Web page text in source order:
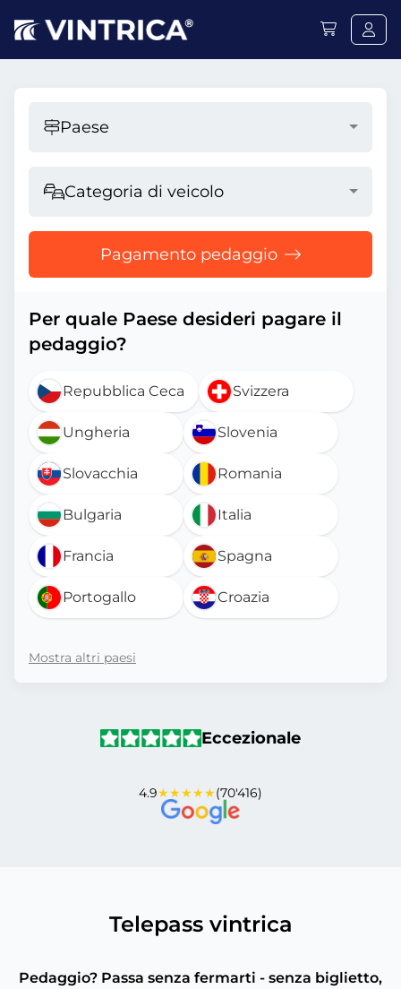
Paese
Categoria di veicolo
Pagamento pedaggio
Per quale Paese desideri pagare il
pedaggio?
Repubblica Ceca Svizzera
Ungheria Slovenia
Slovacchia Romania
Bulgaria Italia
Francia Spagna
Portogallo Croazia
Mostra altri paesi
Eccezionale
4.9★★★★★(70'416)
Telepass vintrica
Pedaggio? Passa senza fermarti - senza biglietto,